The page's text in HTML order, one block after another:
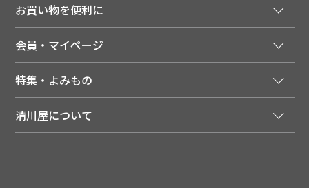
ご利用ガイド
領収書について
送料について
配達日について
返品について
お買い物を便利に
季節のカタログを無料でお届け
店舗・ECポイント共通アプリ
LINEお友だち登録
会員・マイページ
会員特典について
注文履歴
特集・よみもの
メディア掲載商品
清川屋について